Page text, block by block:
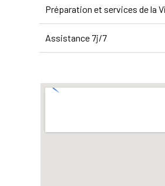
Préparation et services de la
Assistance 7j/7